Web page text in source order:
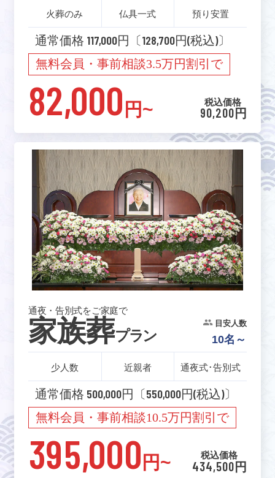
火葬のみ 仏具一式 預り安置
通常価格 117,000円〔128,700円(税込)〕
無料会員・事前相談3.5万円割引で
82,000 円~ 税込価格
90,200円
通夜・告別式をご家庭で
家族葬プラン
目安人数
10名～
少人数 近親者 通夜式･告別式
通常価格 500,000円〔550,000円(税込)〕
無料会員・事前相談10.5万円割引で
395,000 円~ 税込価格
434,500円